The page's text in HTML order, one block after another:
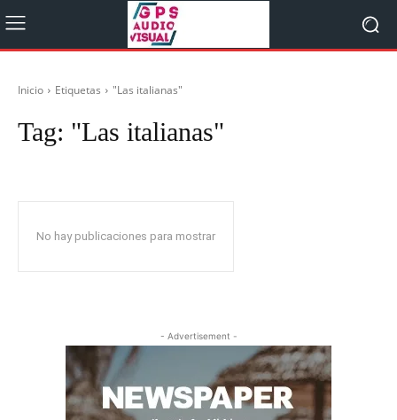
Inicio Etiquetas "Las italianas"
Tag: "Las italianas"
No hay publicaciones para mostrar
- Advertisement -